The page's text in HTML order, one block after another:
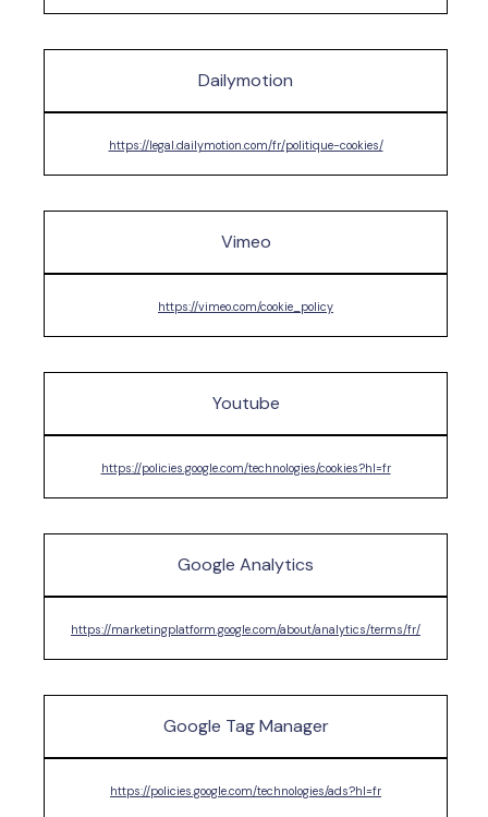
Dailymotion
https://legal.dailymotion.com/fr/politique-cookies/
Vimeo
https://vimeo.com/cookie_policy
Youtube
https://policies.google.com/technologies/cookies?hl=fr
Google Analytics
https://marketingplatform.google.com/about/analytics/terms/fr/
Google Tag Manager
https://policies.google.com/technologies/ads?hl=fr